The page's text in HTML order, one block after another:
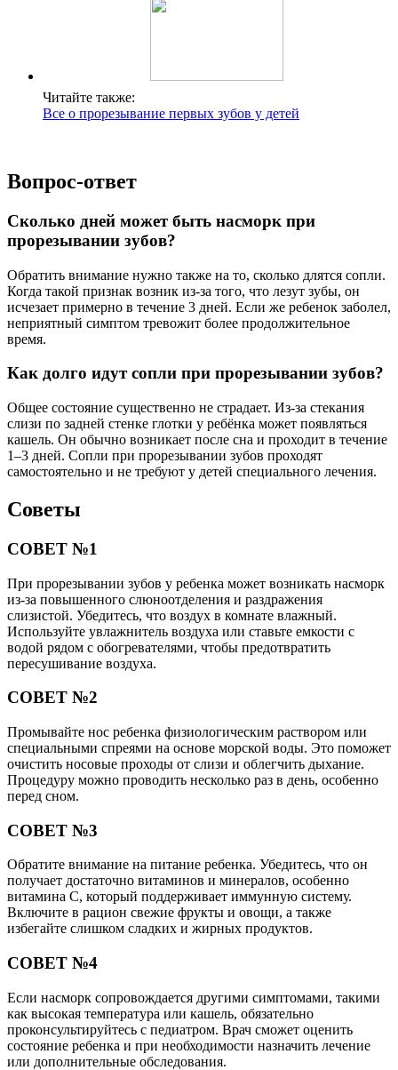
Читайте также:
Все о прорезывание первых зубов у детей
Вопрос-ответ
Сколько дней может быть насморк при
прорезывании зубов?
Обратить внимание нужно также на то, сколько длятся сопли.
Когда такой признак возник из-за того, что лезут зубы, он
исчезает примерно в течение 3 дней. Если же ребенок заболел,
неприятный симптом тревожит более продолжительное
время.
Как долго идут сопли при прорезывании зубов?
Общее состояние существенно не страдает. Из-за стекания
слизи по задней стенке глотки у ребёнка может появляться
кашель. Он обычно возникает после сна и проходит в течение
1–3 дней. Сопли при прорезывании зубов проходят
самостоятельно и не требуют у детей специального лечения.
Советы
СОВЕТ №1
При прорезывании зубов у ребенка может возникать насморк
из-за повышенного слюноотделения и раздражения
слизистой. Убедитесь, что воздух в комнате влажный.
Используйте увлажнитель воздуха или ставьте емкости с
водой рядом с обогревателями, чтобы предотвратить
пересушивание воздуха.
СОВЕТ №2
Промывайте нос ребенка физиологическим раствором или
специальными спреями на основе морской воды. Это поможет
очистить носовые проходы от слизи и облегчить дыхание.
Процедуру можно проводить несколько раз в день, особенно
перед сном.
СОВЕТ №3
Обратите внимание на питание ребенка. Убедитесь, что он
получает достаточно витаминов и минералов, особенно
витамина C, который поддерживает иммунную систему.
Включите в рацион свежие фрукты и овощи, а также
избегайте слишком сладких и жирных продуктов.
СОВЕТ №4
Если насморк сопровождается другими симптомами, такими
как высокая температура или кашель, обязательно
проконсультируйтесь с педиатром. Врач сможет оценить
состояние ребенка и при необходимости назначить лечение
или дополнительные обследования.